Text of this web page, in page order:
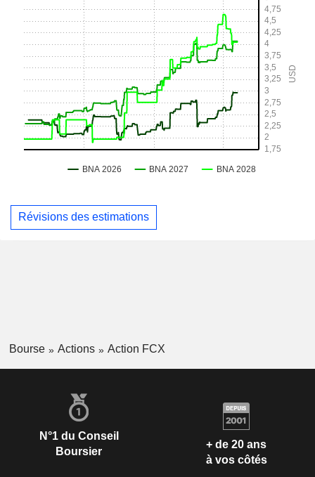
Révisions des estimations
Bourse Actions Action FCX
N°1 du Conseil
Boursier
+ de 20 ans
à vos côtés